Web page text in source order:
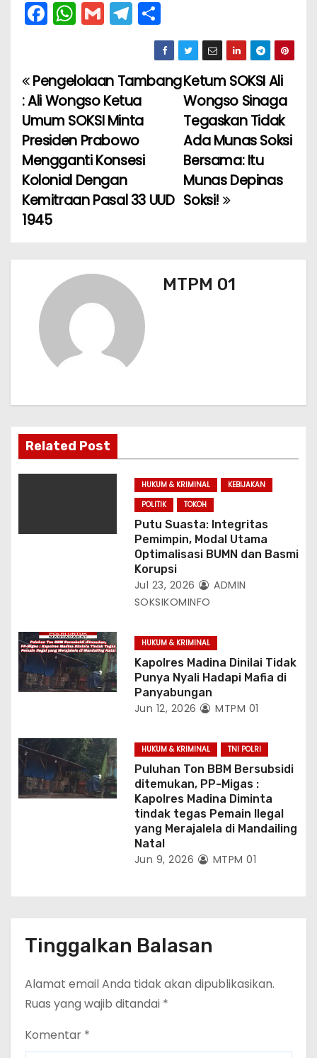
F
a
e
b
o
o
k
W
h
ts
A
p
p
G
m
l
T
el
gr
a
m
h
ar
e
N
a
v
i
g
s
Ketum SOKSI Ali
Wongso Sinaga
Tegaskan Tidak
Ada Munas Soksi
Bersama: Itu
Munas Depinas
Soksi!
Pengelolaan Tambang
: Ali Wongso Ketua
Umum SOKSI Minta
Presiden Prabowo
Mengganti Konsesi
Kolonial Dengan
Kemitraan Pasal 33 UUD
1945
MTPM 01
Related Post
HUKUM & KRIMINAL
KEBIJAKAN
POLITIK
TOKOH
Putu Suasta: Integritas
Pemimpin, Modal Utama
Optimalisasi BUMN dan Basmi
Korupsi
Jul 23, 2026
ADMIN
SOKSIKOMINFO
HUKUM & KRIMINAL
Kapolres Madina Dinilai Tidak
Punya Nyali Hadapi Mafia di
Panyabungan
Jun 12, 2026 MTPM 01
HUKUM & KRIMINAL TNI POLRI
Puluhan Ton BBM Bersubsidi
ditemukan, PP-Migas :
Kapolres Madina Diminta
tindak tegas Pemain Ilegal
yang Merajalela di Mandailing
Natal
Jun 9, 2026 MTPM 01
Tinggalkan Balasan
Alamat email Anda tidak akan dipublikasikan.
Ruas yang wajib ditandai *
Komentar *